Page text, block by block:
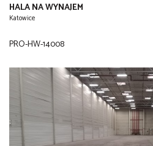
HALA NA WYNAJEM
Katowice
PRO-HW-14008